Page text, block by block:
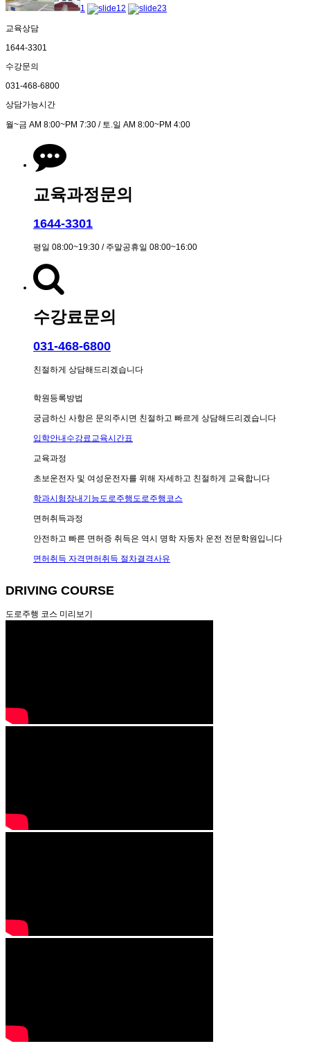
1 2 3
교육상담
1644-3301
수강문의
031-468-6800
상담가능시간
월~금 AM 8:00~PM 7:30 / 토.일 AM 8:00~PM 4:00
교육과정문의
1644-3301
평일 08:00~19:30 / 주말공휴일 08:00~16:00
수강료문의
031-468-6800
친절하게 상담해드리겠습니다
학원등록방법
궁금하신 사항은 문의주시면 친절하고 빠르게 상담해드리겠습니다
입학안내 수강료교육시간표
교육과정
초보운전자 및 여성운전자를 위해 자세하고 친절하게 교육합니다
학과시험 장내기능도로주행도로주행코스
면허취득과정
안전하고 빠른 면허증 취득은 역시 명학 자동차 운전 전문학원입니다
면허취득 자격 면허취득 절차결격사유
DRIVING COURSE
도로주행 코스 미리보기